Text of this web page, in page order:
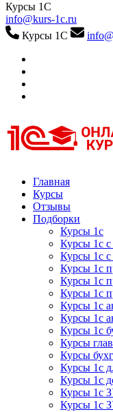
Курсы 1С
info@kurs-1c.ru
Курсы 1С
Курсы 1С
Курсы 1СГлавная
Курсы
Отзывы
Подборки
Курсы 1с
Курсы 1с с
Курсы 1с
Курсы 1с
Курсы 1с
Курсы 1с
Курсы 1с
Курсы 1с
Курсы 1с
Курсы
Курсы
Курсы 1с
Курсы 1с
Курсы 1с
Курсы 1с